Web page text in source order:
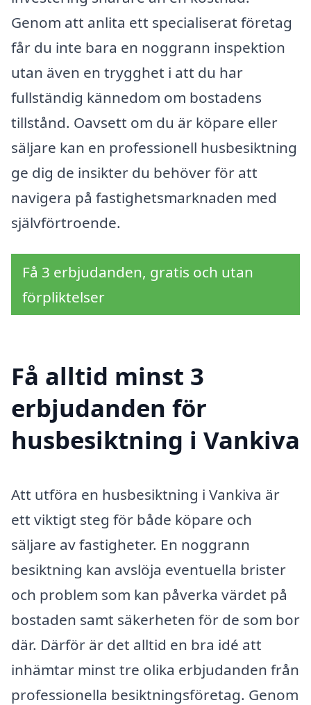
Genom att anlita ett specialiserat företag
får du inte bara en noggrann inspektion
utan även en trygghet i att du har
fullständig kännedom om bostadens
tillstånd. Oavsett om du är köpare eller
säljare kan en professionell husbesiktning
ge dig de insikter du behöver för att
navigera på fastighetsmarknaden med
självförtroende.
Få 3 erbjudanden, gratis och utan
förpliktelser
Få alltid minst 3
erbjudanden för
husbesiktning i Vankiva
Att utföra en husbesiktning i Vankiva är
ett viktigt steg för både köpare och
säljare av fastigheter. En noggrann
besiktning kan avslöja eventuella brister
och problem som kan påverka värdet på
bostaden samt säkerheten för de som bor
där. Därför är det alltid en bra idé att
inhämtar minst tre olika erbjudanden från
professionella besiktningsföretag. Genom